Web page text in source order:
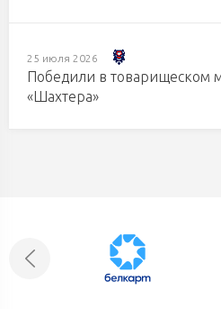
25 июля 2026
Победили в товарищеском
«Шахтера»